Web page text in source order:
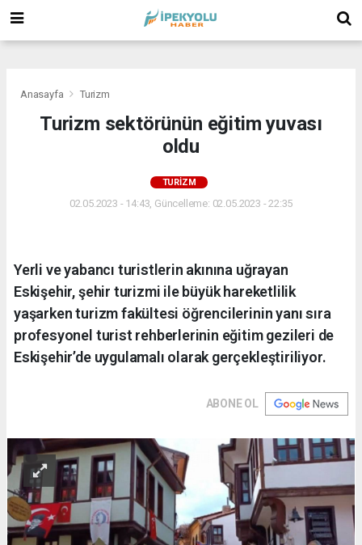
Anasayfa Turizm
Turizm sektörünün eğitim yuvası
oldu
TURIZM
02.05.2023 - 14:43, Güncelleme: 02.05.2023 - 22:35
Yerli ve yabancı turistlerin akınına uğrayan
Eskişehir, şehir turizmi ile büyük hareketlilik
yaşarken turizm fakültesi öğrencilerinin yanı sıra
profesyonel turist rehberlerinin eğitim gezileri de
Eskişehir’de uygulamalı olarak gerçekleştiriliyor.
ABONE OL